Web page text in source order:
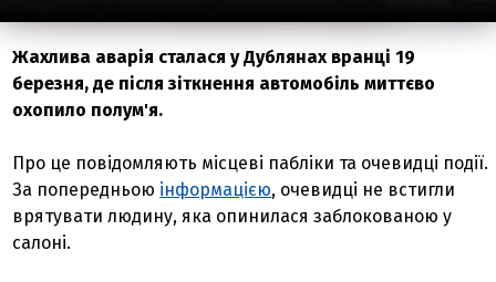
Жахлива аварія сталася у Дублянах вранці 19
березня, де після зіткнення автомобіль миттєво
охопило полум'я.
Про це повідомляють місцеві пабліки та очевидці події.
За попередньою інформацією, очевидці не встигли
врятувати людину, яка опинилася заблокованою у
салоні.